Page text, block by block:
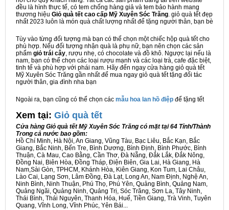
đều là hình thực tế, có tem chống hàng giả và tem bảo hành mang
thương hiệu Giỏ quà tết cao cấp Mỹ Xuyên Sóc Trăng. giỏ quà tết đẹp
nhất 2023 luôn là món quà chất lượng nhất để tặng người thân, bạn bè
Tùy vào từng đối tượng mà bạn có thể chọn một chiếc hộp quà tết cho
phù hợp. Nếu đối tượng nhận quà là phụ nữ, bạn nên chọn các sản
phẩm giỏ trái cây, rượu nhẹ, có chocolate và đồ khô. Ngược lại nếu là
nam, bạn có thể chọn các loại rượu mạnh và các loại trà, cafe đặc biệt,
tinh tế và phù hợp với phái nam. Hãy đến ngay cửa hàng giỏ quà tết
Mỹ Xuyên Sóc Trăng gần nhất để mua ngay giỏ quà tết tặng đối tác
người thân, gia đình nha bạn
Ngoài ra, bạn cũng có thể chọn các mẫu hoa lan hồ điệp để tặng tết
Xem tại: Giỏ quà tết
Cửa hàng Giỏ quà tết Mỹ Xuyên Sóc Trăng có mặt tại 64 Tỉnh/Thành
Trong cả nước bao gồm:
Hồ Chí Minh, Hà Nội, An Giang, Vũng Tàu, Bạc Liêu, Bắc Kạn, Bắc
Giang, Bắc Ninh, Bến Tre, Bình Dương, Bình Định, Bình Phước, Bình
Thuận, Cà Mau, Cao Bằng, Cần Thơ, Đà Nẵng, Đắk Lắk, Đắk Nông,
Đồng Nai, Biên Hòa, Đồng Tháp, Điện Biên, Gia Lai, Hà Giang, Hà
Nam,Sài Gòn, TPHCM, Khánh Hòa, Kiên Giang, Kon Tum, Lai Châu,
Lào Cai, Lạng Sơn, Lâm Đồng, Đà Lạt, Long An, Nam Định, Nghệ An,
Ninh Bình, Ninh Thuận, Phú Thọ, Phú Yên, Quảng Bình, Quảng Nam,
Quảng Ngãi, Quảng Ninh, Quảng Trị, Sóc Trăng, Sơn La, Tây Ninh,
Thái Bình, Thái Nguyên, Thanh Hóa, Huế, Tiền Giang, Trà Vinh, Tuyên
Quang, Vĩnh Long, Vĩnh Phúc, Yên Bái...